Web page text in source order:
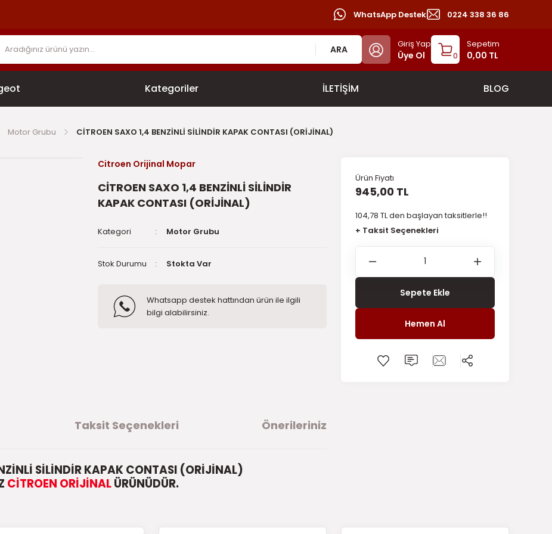
WhatsApp Destek 0224 338 36 86
ARA Giriş Yap
Üye Ol 0
Sepetim
0,00 TL
Kategoriler İLETİŞİM BLOG
Motor Grubu CİTROEN SAXO 1,4 BENZİNLİ SİLİNDİR KAPAK CONTASI (ORİJİNAL)
Citroen Orijinal Mopar
CİTROEN SAXO 1,4 BENZİNLİ SİLİNDİR
KAPAK CONTASI (ORİJİNAL)
Kategori Motor Grubu
Stok Durumu Stokta Var
Whatsapp destek hattından ürün ile ilgili
bilgi alabilirsiniz.
Ürün Fiyatı
945,00 TL
104,78 TL den başlayan taksitlerle!!
+ Taksit Seçenekleri
Sepete Ekle
Hemen Al
Taksit Seçenekleri Önerileriniz
SİLİNDİR KAPAK CONTASI (ORİJİNAL)
CİTROEN ORİJİNALÜRÜNÜDÜR.
Bu ürüne ilk yorumu siz yapın!